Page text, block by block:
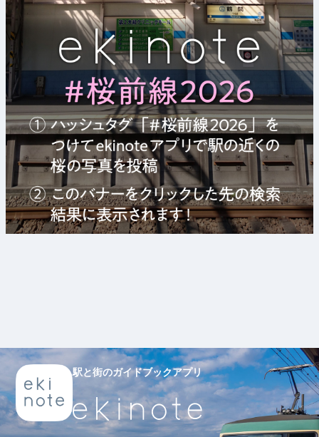
駅と街のガイドブックアプリ